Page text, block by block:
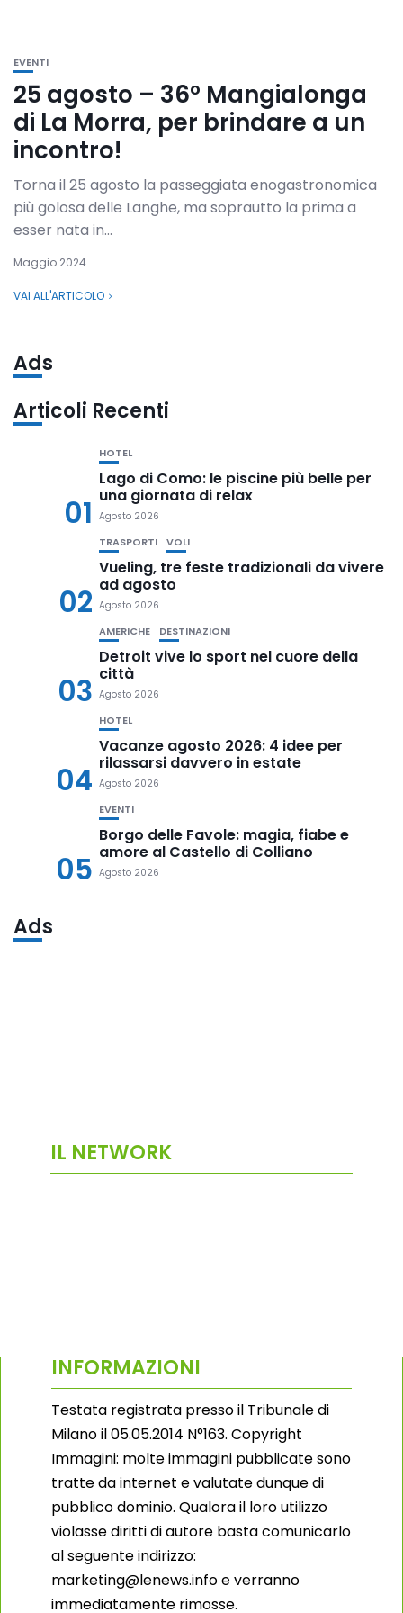
EVENTI
25 agosto – 36° Mangialonga
di La Morra, per brindare a un
incontro!
Torna il 25 agosto la passeggiata enogastronomica
più golosa delle Langhe, ma soprautto la prima a
esser nata in...
Maggio 2024
VAI ALL'ARTICOLO
Ads
Articoli Recenti
01
HOTEL
Lago di Como: le piscine più belle per
una giornata di relax
Agosto 2026
02
TRASPORTI VOLI
Vueling, tre feste tradizionali da vivere
ad agosto
Agosto 2026
03
AMERICHE DESTINAZIONI
Detroit vive lo sport nel cuore della
città
Agosto 2026
04
HOTEL
Vacanze agosto 2026: 4 idee per
rilassarsi davvero in estate
Agosto 2026
05
EVENTI
Borgo delle Favole: magia, fiabe e
amore al Castello di Colliano
Agosto 2026
Ads
IL NETWORK
INFORMAZIONI
Testata registrata presso il Tribunale di
Milano il 05.05.2014 N°163. Copyright
Immagini: molte immagini pubblicate sono
tratte da internet e valutate dunque di
pubblico dominio. Qualora il loro utilizzo
violasse diritti di autore basta comunicarlo
al seguente indirizzo:
marketing@lenews.info e verranno
immediatamente rimosse.